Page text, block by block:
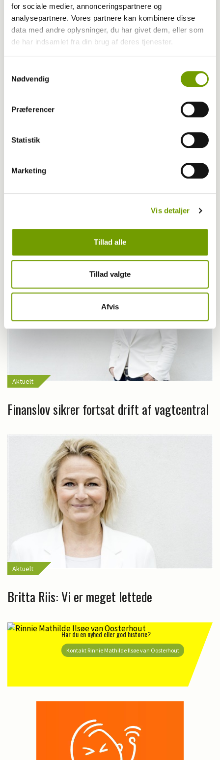
for sociale medier, annonceringspartnere og
analysepartnere. Vores partnere kan kombinere disse
data med andre oplysninger, du har givet dem, eller som
de har indsamlet fra din brug af deres tjenester.
Nødvendig
Præferencer
Statistik
Marketing
Vis detaljer
Tillad alle
Tillad valgte
Afvis
tjenestens første leveår
Færre dyreværnssager bekymrer Dyrenes
Aktuelt
Finanslov sikrer fortsat drift af vagtcentral
Aktuelt
Britta Riis: Vi er meget lettede
Har du en nyhed eller god historie?
Kontakt Rinnie Mathilde Ilsøe van Oosterhout